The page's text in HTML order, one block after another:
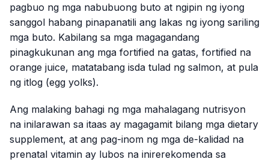
pagbuo ng mga nabubuong buto at ngipin ng iyong
sanggol habang pinapanatili ang lakas ng iyong sariling
mga buto. Kabilang sa mga magagandang
pinagkukunan ang mga fortified na gatas, fortified na
orange juice, matatabang isda tulad ng salmon, at pula
ng itlog (egg yolks).
Ang malaking bahagi ng mga mahalagang nutrisyon
na inilarawan sa itaas ay magagamit bilang mga dietary
supplement, at ang pag-inom ng mga de-kalidad na
prenatal vitamin ay lubos na inirerekomenda sa